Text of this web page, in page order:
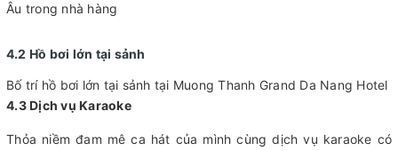
Âu trong nhà hàng
4.2 Hồ bơi lớn tại sảnh
Bố trí hồ bơi lớn tại sảnh tại Muong Thanh Grand Da Nang Hotel
4.3 Dịch vụ Karaoke
Thỏa niềm đam mê ca hát của mình cùng dịch vụ karaoke có